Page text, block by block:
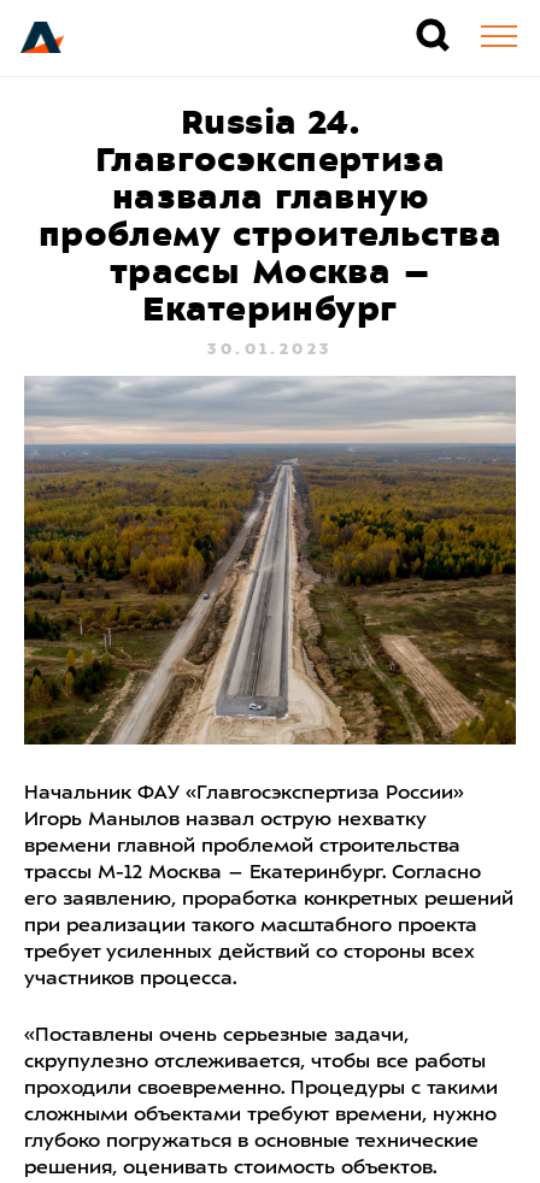
Russia 24.
Главгосэкспертиза
назвала главную
проблему строительства
трассы Москва –
Екатеринбург
30.01.2023
Начальник ФАУ «Главгосэкспертиза России»
Игорь Манылов назвал острую нехватку
времени главной проблемой строительства
трассы М-12 Москва – Екатеринбург. Согласно
его заявлению, проработка конкретных решений
при реализации такого масштабного проекта
требует усиленных действий со стороны всех
участников процесса.
«Поставлены очень серьезные задачи,
скрупулезно отслеживается, чтобы все работы
проходили своевременно. Процедуры с такими
сложными объектами требуют времени, нужно
глубоко погружаться в основные технические
решения, оценивать стоимость объектов.